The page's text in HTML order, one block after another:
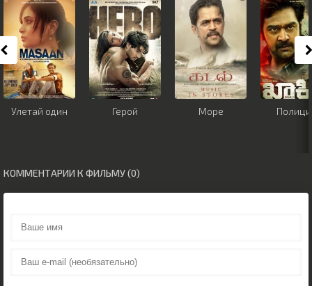
Улетай один Герой Море
КОММЕНТАРИИ К ФИЛЬМУ (0)